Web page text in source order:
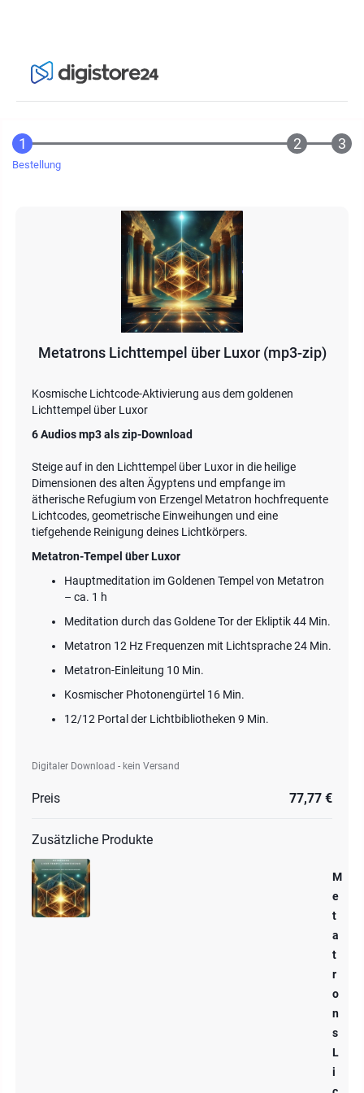
Bestellung
Metatrons Lichttempel über Luxor (mp3-zip)
Kosmische Lichtcode-Aktivierung aus dem goldenen
Lichttempel über Luxor
6 Audios mp3 als zip-Download
Steige auf in den Lichttempel über Luxor in die heilige
Dimensionen des alten Ägyptens und empfange im
ätherische Refugium von Erzengel Metatron hochfrequente
Lichtcodes, geometrische Einweihungen und eine
tiefgehende Reinigung deines Lichtkörpers.
Metatron-Tempel über Luxor
Hauptmeditation im Goldenen Tempel von Metatron
– ca. 1 h
Meditation durch das Goldene Tor der Ekliptik 44 Min.
Metatron 12 Hz Frequenzen mit Lichtsprache 24 Min.
Metatron-Einleitung 10 Min.
Kosmischer Photonengürtel 16 Min.
12/12 Portal der Lichtbibliotheken 9 Min.
Digitaler Download - kein Versand
Preis 77,77 €
Zusätzliche Produkte
M
e
t
a
t
r
o
n
s
L
i